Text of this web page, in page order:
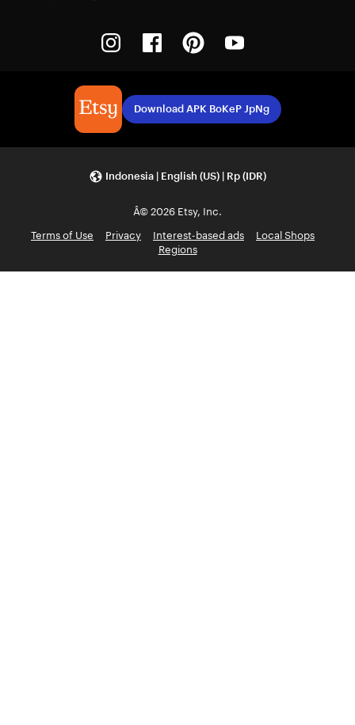
InstagramFacebookPinterest
Download APK BoKeP JpNg
Indonesia | English (US) | Rp (IDR)
Â© 2026 Etsy, Inc.
Terms of Use
Privacy Interest-based ads
Local Shops
Regions